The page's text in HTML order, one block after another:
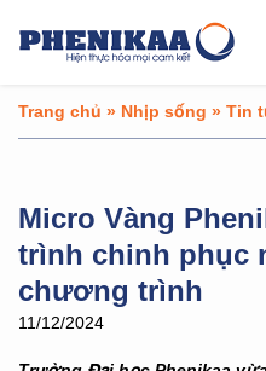
Trang chủ » Nhịp sống » Tin
Micro Vàng
trình chinh phục
chương trình
11/12/2024